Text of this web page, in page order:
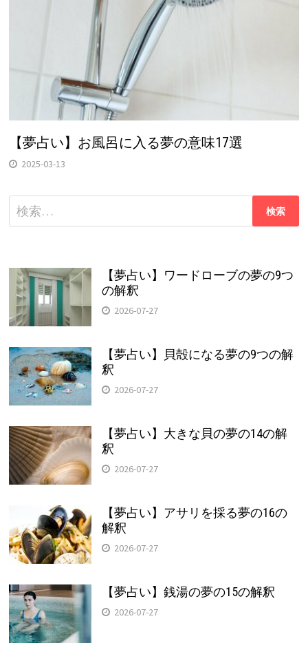
【夢占い】お風呂に入る夢の意味17選
2025-03-13
検
索:
【夢占い】ワードローブの夢の9つ
の解釈
2026-07-27
【夢占い】貝殻になる夢の9つの解
釈
2026-07-27
【夢占い】大きな貝の夢の14の解
釈
2026-07-27
【夢占い】アサリを採る夢の16の
解釈
2026-07-27
【夢占い】銭湯の夢の15の解釈
2026-07-27